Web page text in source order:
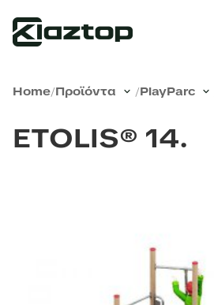
Home/Προϊόντα /PlayParc
ETOLIS® 14